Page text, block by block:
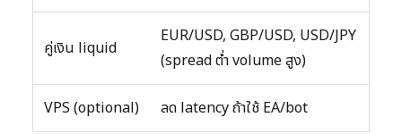
คู่เงิน liquid
EUR/USD, GBP/USD, USD/JPY
(spread ต่ำ volume สูง)
VPS (optional) ลด latency ถ้าใช้ EA/bot